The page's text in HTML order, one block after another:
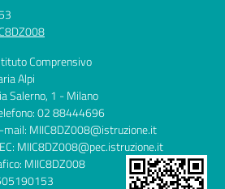
Comprensivo
Alpi
Salerno, 1 - Milano
02 88444696
mail: MIIC8DZ008@istruzione.it
MIIC8DZ008@pec.istruzione.it
MIIC8DZ008